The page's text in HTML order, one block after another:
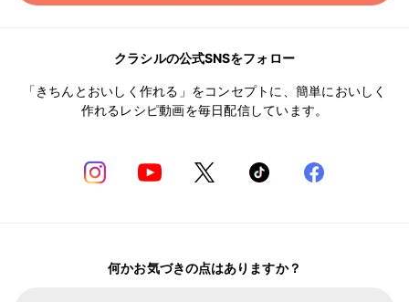
クラシルの公式SNSをフォロー
「きちんとおいしく作れる」をコンセプトに、簡単においしく
作れるレシピ動画を毎日配信しています。
何かお気づきの点はありますか？